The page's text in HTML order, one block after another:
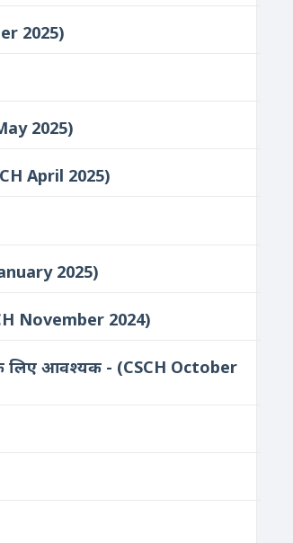
2025)
2025)
April 2025)
2025)
November 2024)
के लिए आवश्यक - (CSCH October